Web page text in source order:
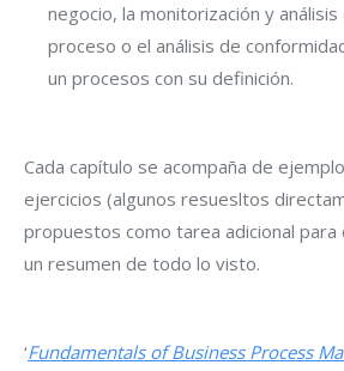
negocio, la monitorización y
proceso o el análisis de
un procesos con su definición.
Cada capítulo se acompaña de
ejercicios (algunos resuesltos
propuestos como tarea adicional
un resumen de todo lo visto.
‘Fundamentals of Business Process